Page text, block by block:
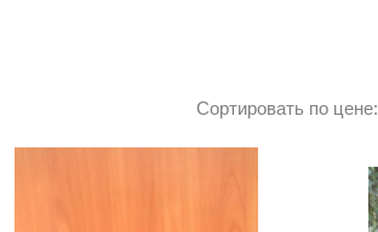
Сортировать по цене: